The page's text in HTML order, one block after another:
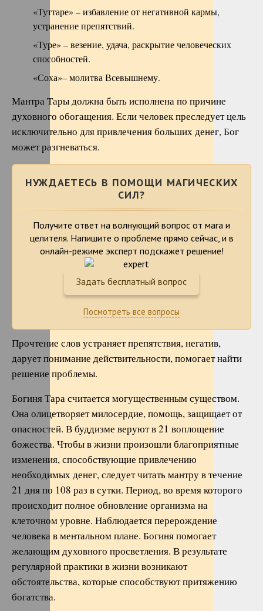
«Туттаре» – избавление от негативной кармы,
устранение препятствий.
«Туре» – везение, удача, раскрытие человеческих
способностей.
«Соха»– молитва Всевышнему.
Мантра Тары должна быть исполнена по причине
духовного обогащения. Если человек преследует цель
исключительно для привлечения больших денег, Бог
может разгневаться.
НУЖДАЕТЕСЬ В ПОМОЩИ МАГИЧЕСКИХ
СИЛ?
Получите ответ на волнующий вопрос от мага и
целителя. Напишите о проблеме прямо сейчас, и в
онлайн-режиме эксперт подскажет решение!
Задать бесплатный вопрос
Посмотреть все вопросы
Прочтение слов устраняет препятствия, негатив,
дарует понимание действительности, помогает найти
решение проблемы.
Богиня Тара считается могущественным существом.
Она олицетворяет милосердие, помощь, защищает от
опасностей. В буддизме веруют в 21 воплощение
божества. Чтобы в жизни произошли благоприятные
изменения, способствующие привлечению
необходимых денег, следует читать мантру в течение
21 дня по 108 раз в сутки. Период, во время которого
происходит полное обновление организма на
клеточном уровне. Наблюдается перерождение
человека в ментальном плане. Богиня помогает
желающим духовного просветления. В результате
регулярной практики в жизни возникают
обстоятельства, которые способствуют притяжению
богатства.